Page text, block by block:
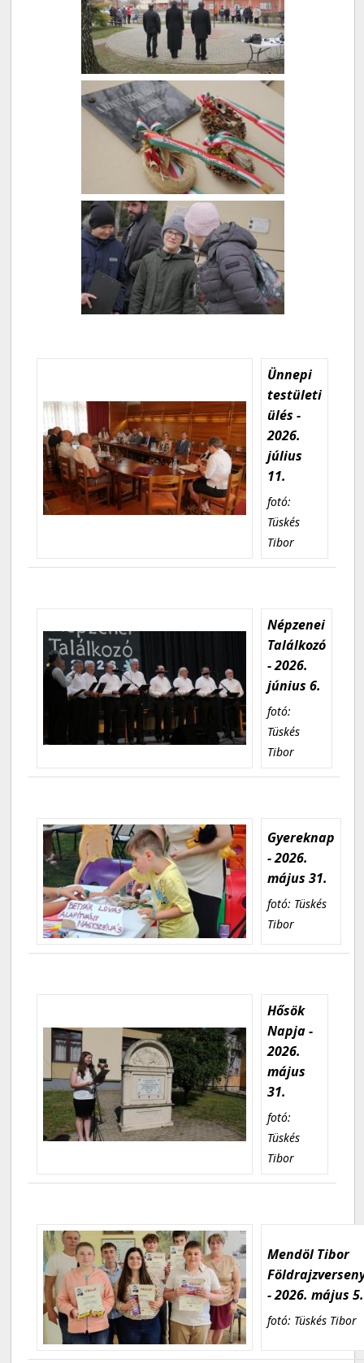
Ünnepi
testületi
ülés -
2026.
július
11.
fotó:
Tüskés
Tibor
Népzenei
Találkozó
- 2026.
június 6.
fotó:
Tüskés
Tibor
Gyereknap
- 2026.
május 31.
fotó: Tüskés
Tibor
Hősök
Napja -
2026.
május
31.
fotó:
Tüskés
Tibor
Mendöl Tibor
- 2026. május 5.
fotó: Tüskés Tibor